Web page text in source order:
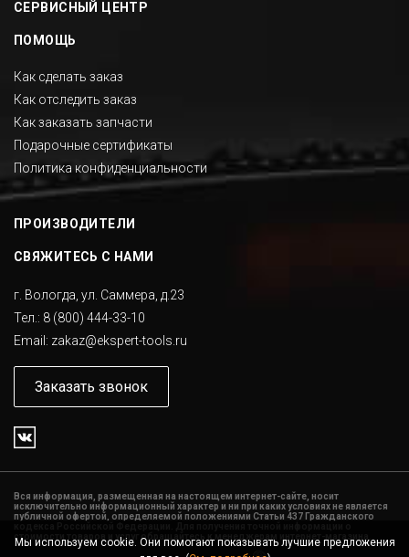
СЕРВИСНЫЙ ЦЕНТР
ПОМОЩЬ
Как сделать заказ
Как отследить заказ
Как заказать запчасти
Подарочные сертификаты
Политика конфиденциальности
ПРОИЗВОДИТЕЛИ
СВЯЖИТЕСЬ С НАМИ
г. Вологда, ул. Саммера, д.23
Тел.: 8 (800) 444-33-10
Email: zakaz@ekspert-tools.ru
Заказать звонок
Вся информация, размещенная на настоящем интернет-сайте, носит
исключительно информационный характер и ни при каких условиях не является
публичной офертой, определяемой положениями Статьи 437 Гражданского
стоимости товаров и услуг обращайтесь к менеджерам интернет-магазина.
Мы используем cookie. Они помогают показывать лучшие предложения